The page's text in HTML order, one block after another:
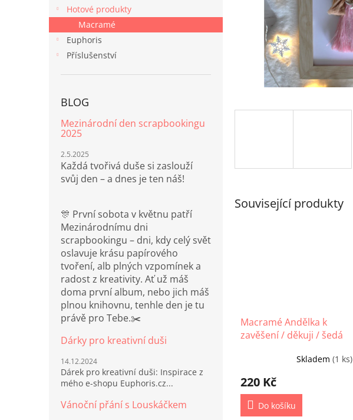
e
l
Hotové produkty
Macramé
Euphoris
Příslušenství
BLOG
Mezinárodní den scrapbookingu
2025
2.5.2025
Každá tvořivá duše si zaslouží
svůj den – a dnes je ten náš!
🎊 První sobota v květnu patří
Mezinárodnímu dni
scrapbookingu – dni, kdy celý svět
oslavuje krásu papírového
tvoření, alb plných vzpomínek a
radost z kreativity. Ať už máš
doma první album, nebo jich máš
plnou knihovnu, tenhle den je tu
právě pro Tebe.✂️
Dárky pro kreativní duši
14.12.2024
Dárek pro kreativní duši: Inspirace z
mého e-shopu Euphoris.cz...
Vánoční přání s Louskáčkem
Související produkty
Macramé Andělka k
zavěšení / děkuji / šedá
Skladem (1 ks)
220 Kč
Do košíku